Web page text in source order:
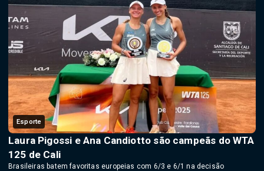
Esporte
Laura Pigossi e Ana Candiotto são campeãs do WTA
125 de Cali
Brasileiras batem favoritas europeias com 6/3 e 6/1 na decisão